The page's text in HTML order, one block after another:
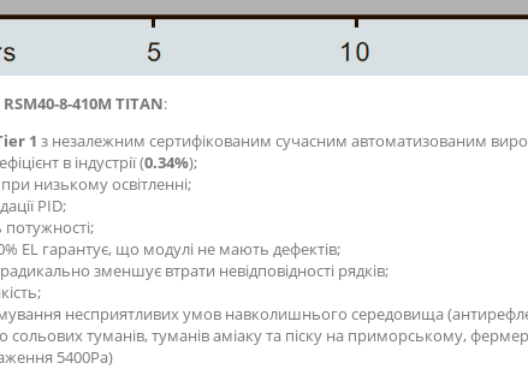
8-410M TITAN:
1 з незалежним сертифікованим сучасним автоматизованим
в індустрії (0.34%);
низькому освітленні;
PID;
потужності;
EL гарантує, що модулі не мають дефектів;
зменшує втрати невідповідності рядків;
несприятливих умов навколишнього середовища
сольових туманів, туманів аміаку та піску на приморському,
5400Ра)